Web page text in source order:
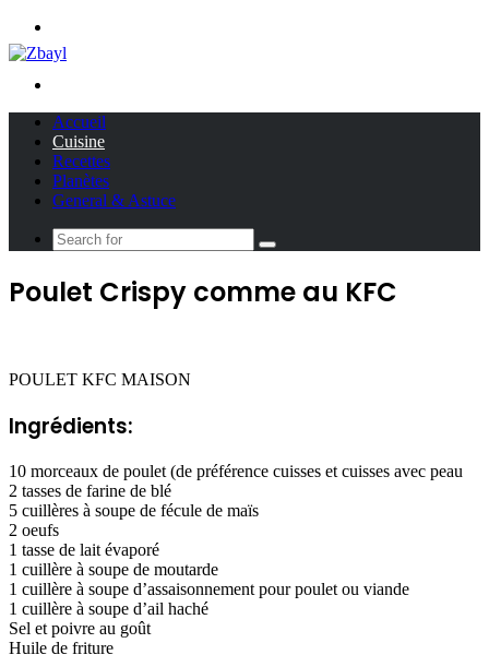
Accueil
Cuisine
Recettes
Planètes
General & Astuce
Search
Poulet Crispy comme au KFC
POULET KFC MAISON
Ingrédients:
10 morceaux de poulet (de préférence cuisses et cuisses avec peau
2 tasses de farine de blé
5 cuillères à soupe de fécule de maïs
2 oeufs
1 tasse de lait évaporé
1 cuillère à soupe de moutarde
1 cuillère à soupe d’assaisonnement pour poulet ou viande
1 cuillère à soupe d’ail haché
Sel et poivre au goût
Huile de friture